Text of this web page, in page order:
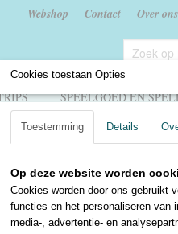
Webshop Contact Over ons
SPEELGOED EN
Kunst en Antiek
Kunst en Antiek
Cookies toestaan Opties
Toestemming Details
Op deze website worden
Cookies worden door ons gebruikt
functies en het personaliseren van
media-, advertentie- en